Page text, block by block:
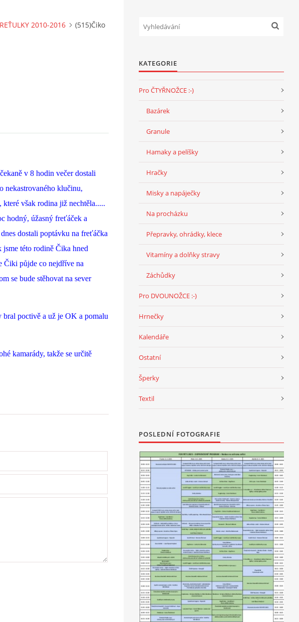
2010-2016 (515)Čiko
v 8 hodin večer dostali
nekastrovaného klučinu,
které však rodina již nechtěla.....
hodný, úžasný freťáček a
dostali poptávku na freťáčka
jsme této rodině Čika hned
Čiki půjde co nejdříve na
se bude stěhovat na sever
poctivě a už je OK a pomalu
kamarády, takže se určitě
KATEGORIE
Pro ČTYŘNOŽCE :-)
Bazárek
Granule
Hamaky a pelíšky
Hračky
Misky a napáječky
Na procházku
Přepravky, ohrádky, klece
Vitamíny a dolňky stravy
Záchůdky
Pro DVOUNOŽCE :-)
Hrnečky
Kalendáře
Ostatní
Šperky
Textil
POSLEDNÍ FOTOGRAFIE